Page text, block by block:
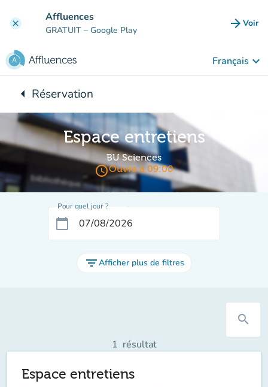
clear Affluences
GRATUIT – Google Play arrow_forward Voir
Français keyboard_arrow_down
arrow_leftRetour à :
Réservation
Espace entretiens
BU Sciences
access_timeOuvre à 09:00
Pour quel jour ?
calendar_today
filter_listAfficher plus de filtres
search
1 résultat
Espace entretiens